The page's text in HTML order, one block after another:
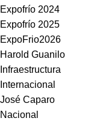
Expofrío 2024
Expofrío 2025
ExpoFrio2026
Harold Guanilo
Infraestructura
Internacional
José Caparo
Nacional